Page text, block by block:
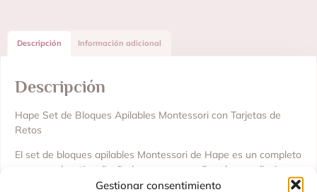
Gestionar consentimiento
Descripción Información adicional
Descripción
Hape Set de Bloques Apilables Montessori con Tarjetas de
Retos
El set de bloques apilables Montessori de Hape es un completo
recurso educativo diseñado para acompañar el aprendizaje
temprano de los más pequeños.